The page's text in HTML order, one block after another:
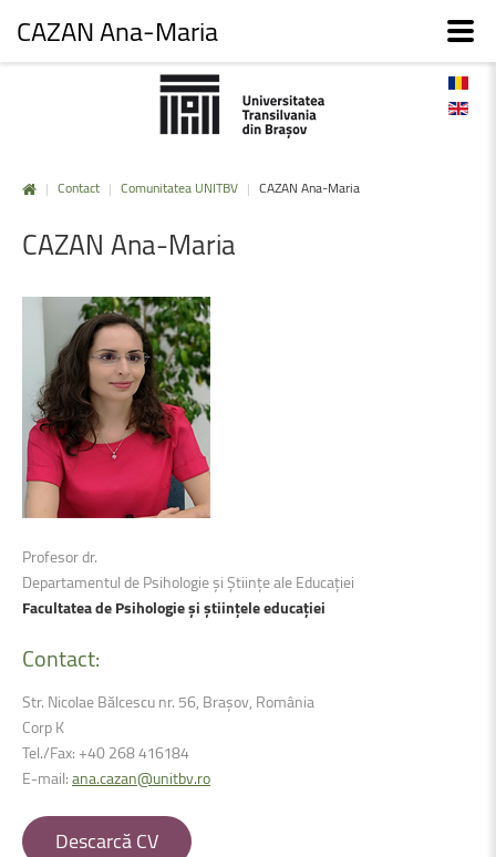
| Contact | Comunitatea UNITBV | CAZAN Ana-Maria
CAZAN Ana-Maria
Profesor dr.
Departamentul de Psihologie și Științe ale Educației
Facultatea de Psihologie și științele educației
Contact:
Str. Nicolae Bălcescu nr. 56, Brașov, România
Corp K
Tel./Fax: +40 268 416184
E-mail:ana.cazan@unitbv.ro
Descarcă CV
CAZAN Ana-Maria